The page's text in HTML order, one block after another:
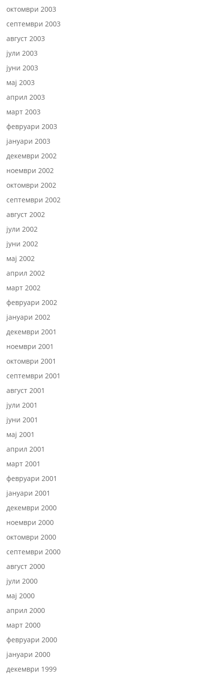
октомври 2003
септември 2003
август 2003
јули 2003
јуни 2003
мај 2003
април 2003
март 2003
февруари 2003
јануари 2003
декември 2002
ноември 2002
октомври 2002
септември 2002
август 2002
јули 2002
јуни 2002
мај 2002
април 2002
март 2002
февруари 2002
јануари 2002
декември 2001
ноември 2001
октомври 2001
септември 2001
август 2001
јули 2001
јуни 2001
мај 2001
април 2001
март 2001
февруари 2001
јануари 2001
декември 2000
ноември 2000
октомври 2000
септември 2000
август 2000
јули 2000
мај 2000
април 2000
март 2000
февруари 2000
јануари 2000
декември 1999